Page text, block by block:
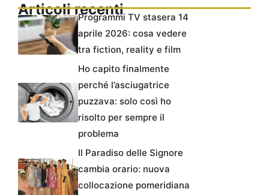
Articoli recentiProgrammi TV stasera 14
aprile 2026: cosa vedere
tra fiction, reality e film
Ho capito finalmente
perché l’asciugatrice
puzzava: solo così ho
risolto per sempre il
problema
Il Paradiso delle Signore
cambia orario: nuova
collocazione pomeridiana